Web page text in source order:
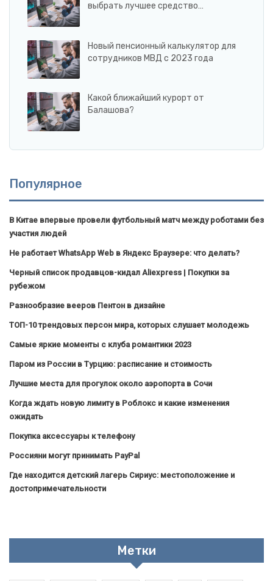
выбрать лучшее средство…
Новый пенсионный калькулятор для
сотрудников МВД с 2023 года
Какой ближайший курорт от
Балашова?
Популярное
В Китае впервые провели футбольный матч между роботами без
участия людей
Не работает WhatsApp Web в Яндекс Браузере: что делать?
Черный список продавцов-кидал Aliexpress | Покупки за
рубежом
Разнообразие вееров Пентон в дизайне
ТОП-10 трендовых персон мира, которых слушает молодежь
Самые яркие моменты с клуба романтики 2023
Паром из России в Турцию: расписание и стоимость
Лучшие места для прогулок около аэропорта в Сочи
Когда ждать новую лимиту в Роблокс и какие изменения
ожидать
Покупка аксессуары к телефону
Россияни могут принимать PayPal
Где находится детский лагерь Сириус: местоположение и
достопримечательности
Метки